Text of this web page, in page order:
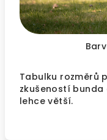
Tabulku rozměrů
zkušeností
lehce větší.